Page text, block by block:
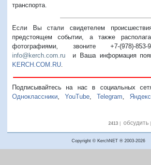
транспорта.
Если Вы стали свидетелем
предстоящем событии, а также
фотографиями, звоните +7-(978)-
info@kerch.com.ru и Ваша информация
KERCH.COM.RU
Подписывайтесь на нас в социальных
Одноклассники
YouTube Telegram
2413| обсудить|
Copyright © KerchNET ® 2003-2026